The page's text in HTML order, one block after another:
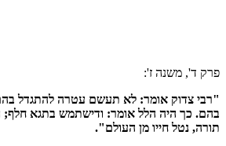
פרק ד', משנה ז':
"רבי צדוק אומר: לא תעשם עטרה להתגדל
בהם. כך היה הלל אומר: ודישתמש בתגא חלף;
תורה, נטל חייו מן העולם".